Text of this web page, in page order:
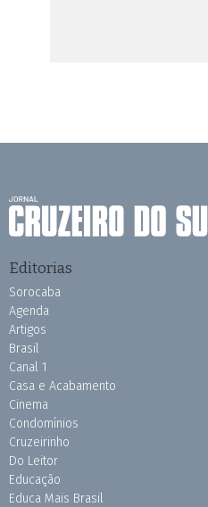
Editorias
Sorocaba
Agenda
Artigos
Brasil
Canal 1
Casa e Acabamento
Cinema
Condomínios
Cruzeirinho
Do Leitor
Educação
Educa Mais Brasil